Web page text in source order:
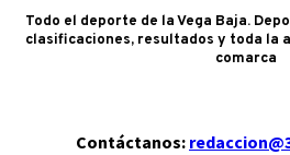
Todo el deporte de la Vega Baja.
clasificaciones, resultados y toda la
comarca
Contáctanos: